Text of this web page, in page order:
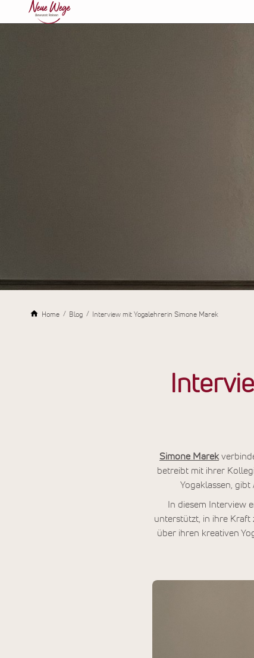
Home Blog Interview mit Yogalehrerin Simone Marek
Simone Marek
betreibt mit ihrer
Yogaklassen,
In diesem Interview
unterstützt, in ihre Kraft
über ihren kreativen